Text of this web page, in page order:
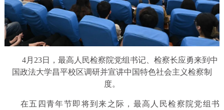
4月23日，最高人民检察院党组书记、检察长应勇来到中
国政法大学昌平校区调研并宣讲中国特色社会主义检察制
度。
在五四青年节即将到来之际，最高人民检察院党组书